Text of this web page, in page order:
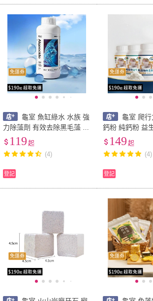
免運券
龜室 魚缸綠水 水族 強
力除藻劑 有效去除黑毛藻 褐
藻 綠毛藻 髮絲藻 藻類剋星
119 起
(4)
登記
免運券
龜室 爬
鈣粉 純鈣粉 益
他命 電解質 爬
蜥 變色龍 守宮
149 起
(4)
登記
免運券 免運券